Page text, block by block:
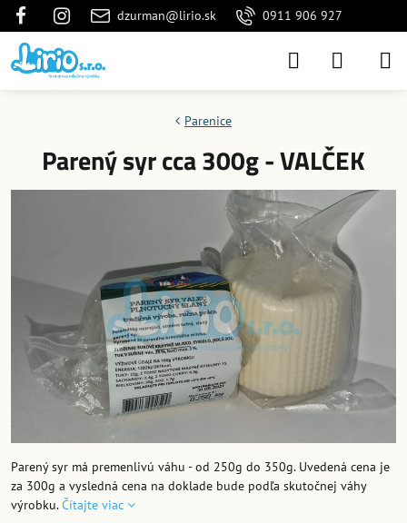
dzurman@lirio.sk 0911 906 927
Parenice
Parený syr cca 300g - VALČEK
Parený syr má premenlivú váhu - od 250g do 350g. Uvedená cena je
za 300g a vysledná cena na doklade bude podľa skutočnej váhy
výrobku.Čítajte viac